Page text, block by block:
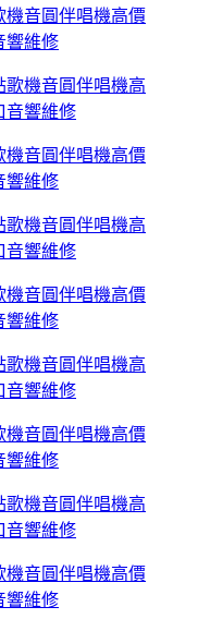
音圓伴唱機高價
響維修
音圓伴唱機高價
響維修
音圓伴唱機高價
響維修
音圓伴唱機高價
響維修
音圓伴唱機高價
響維修